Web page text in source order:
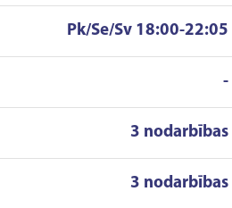
Pk/Se/Sv 18:00-22:05
-
3 nodarbības
3 nodarbības